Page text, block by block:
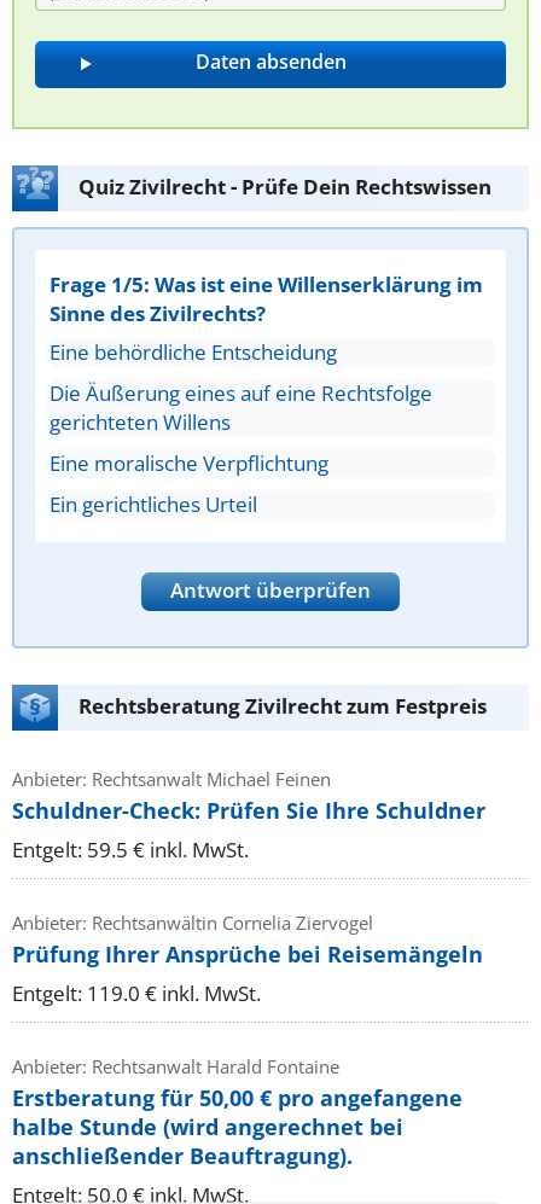
Quiz Zivilrecht - Prüfe Dein Rechtswissen
Frage 1/5: Was ist eine Willenserklärung im
Sinne des Zivilrechts?
Eine behördliche Entscheidung
Die Äußerung eines auf eine Rechtsfolge
gerichteten Willens
Eine moralische Verpflichtung
Ein gerichtliches Urteil
Antwort überprüfen
Rechtsberatung Zivilrecht zum Festpreis
Anbieter: Rechtsanwalt Michael Feinen
Schuldner-Check: Prüfen Sie Ihre Schuldner
Entgelt: 59.5 € inkl. MwSt.
Anbieter: Rechtsanwältin Cornelia Ziervogel
Prüfung Ihrer Ansprüche bei Reisemängeln
Entgelt: 119.0 € inkl. MwSt.
Anbieter: Rechtsanwalt Harald Fontaine
Erstberatung für 50,00 € pro angefangene
halbe Stunde (wird angerechnet bei
anschließender Beauftragung).
Entgelt: 50.0 € inkl. MwSt.